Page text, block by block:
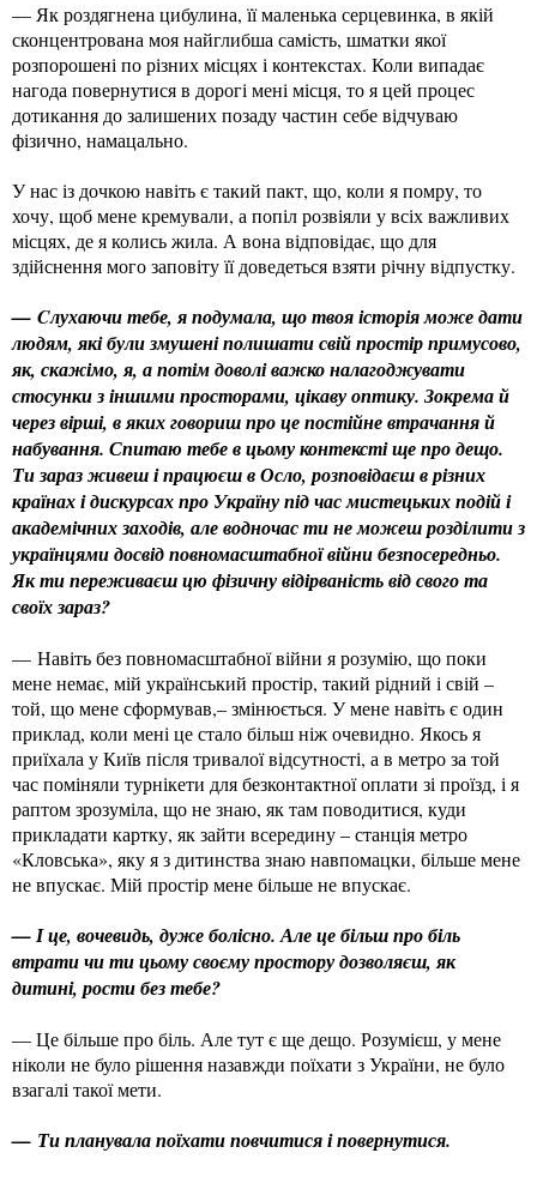
— Як роздягнена цибулина, її маленька серцевинка, в якій
сконцентрована моя найглибша самість, шматки якої
розпорошені по різних місцях і контекстах. Коли випадає
нагода повернутися в дорогі мені місця, то я цей процес
дотикання до залишених позаду частин себе відчуваю
фізично, намацально.
У нас із дочкою навіть є такий пакт, що, коли я помру, то
хочу, щоб мене кремували, а попіл розвіяли у всіх важливих
місцях, де я колись жила. А вона відповідає, що для
здійснення мого заповіту її доведеться взяти річну відпустку.
— Cлухаючи тебе, я подумала, що твоя історія може дати
людям, які були змушені полишати свій простір примусово,
як, скажімо, я, а потім доволі важко налагоджувати
стосунки з іншими просторами, цікаву оптику. Зокрема й
через вірші, в яких говориш про це постійне втрачання й
набування. Спитаю тебе в цьому контексті ще про дещо.
Ти зараз живеш і працюєш в Осло, розповідаєш в різних
країнах і дискурсах про Україну під час мистецьких подій і
академічних заходів, але водночас ти не можеш розділити з
українцями досвід повномасштабної війни безпосередньо.
Як ти переживаєш цю фізичну відірваність від свого та
своїх зараз?
— Навіть без повномасштабної війни я розумію, що поки
мене немає, мій український простір, такий рідний і свій –
той, що мене сформував,– змінюється. У мене навіть є один
приклад, коли мені це стало більш ніж очевидно. Якось я
приїхала у Київ після тривалої відсутності, а в метро за той
час поміняли турнікети для безконтактної оплати зі проїзд, і я
раптом зрозуміла, що не знаю, як там поводитися, куди
прикладати картку, як зайти всередину – станція метро
«Кловська», яку я з дитинства знаю навпомацки, більше мене
не впускає. Мій простір мене більше не впускає.
— І це, вочевидь, дуже болісно. Але це більш про біль
втрати чи ти цьому своєму простору дозволяєш, як
дитині, рости без тебе?
— Це більше про біль. Але тут є ще дещо. Розумієш, у мене
ніколи не було рішення назавжди поїхати з України, не було
взагалі такої мети.
— Ти планувала поїхати повчитися і повернутися.